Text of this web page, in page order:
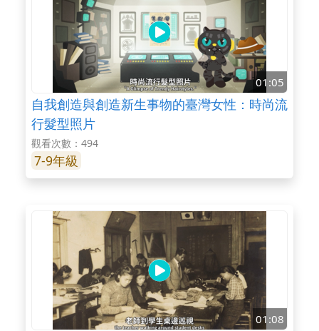
01:05
自我創造與創造新生事物的臺灣女性：時尚流
行髮型照片
觀看次數：494
7-9年級
01:08